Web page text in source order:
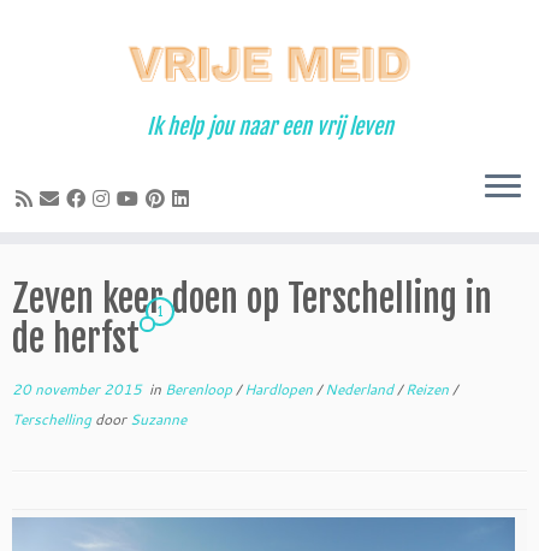
Ik help jou naar een vrij leven
Zeven keer doen op Terschelling in
de herfst
1
20 november 2015in Berenloop/Hardlopen/Nederland/Reizen/
TerschellingdoorSuzanne